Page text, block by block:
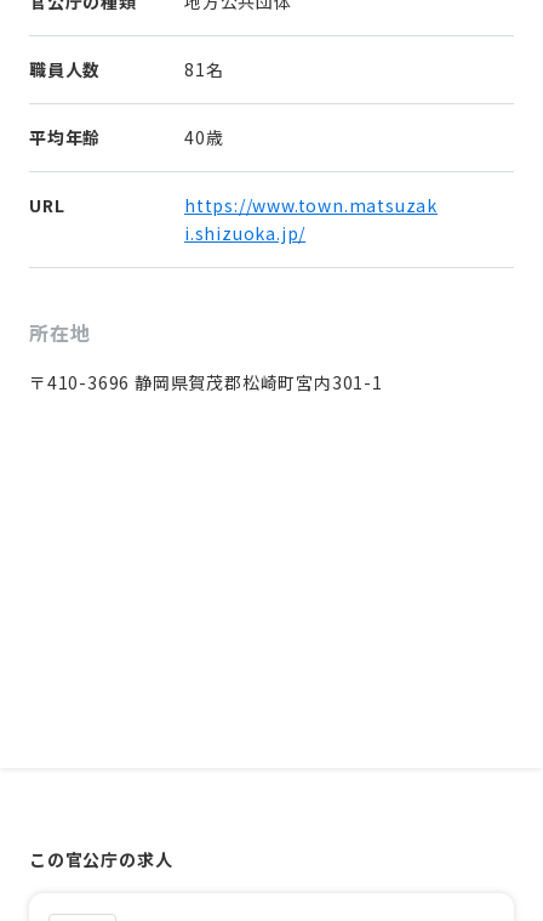
職員人数 81名
平均年齢 40歳
URL
https://www.town.matsuzak
i.shizuoka.jp/
所在地
〒410-3696 静岡県賀茂郡松崎町宮内301-1
この官公庁の求人